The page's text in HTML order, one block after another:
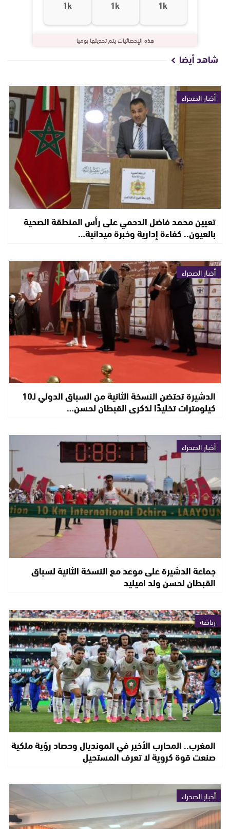
1k
1k
1k
هذه الإحصائيات يتم تحديثها يوميا
شاهد أيضا
أخبار الصحراء
تعيين محمد فاضل الدحمي على رأس المنطقة الصحية
بالعيون.. كفاءة إدارية وخبرة ميدانية…
أخبار الصحراء
الدشيرة تحتضن النسخة الثانية من السباق الدولي لـ10
كيلومترات تخليدًا لذكرى القبطان لحسن…
أخبار الصحراء
جماعة الدشيرة على موعد مع النسخة الثانية لسباق
القبطان لحسن ولد اميليد
رياضة
المغرب.. المحارب الأخير في المونديال وحصاد رؤية ملكية
صنعت قوة كروية لا تعرف المستحيل
أخبار الصحراء